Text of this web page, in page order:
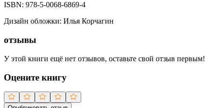
ISBN: 978-5-0068-6869-4
Дизайн обложки: Илья Корчагин
отзывы
У этой книги ещё нет отзывов, оставьте свой отзыв первым!
Оцените книгу